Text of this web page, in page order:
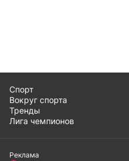
Спорт
Вокруг спорта
Тренды
Лига чемпионов
Реклама